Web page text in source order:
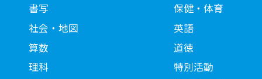
書写
社会・地図
算数
理科
保健・体育
英語
道徳
特別活動